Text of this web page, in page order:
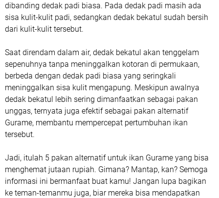
dibanding dedak padi biasa. Pada dedak padi masih ada
sisa kulit-kulit padi, sedangkan dedak bekatul sudah bersih
dari kulit-kulit tersebut.
Saat direndam dalam air, dedak bekatul akan tenggelam
sepenuhnya tanpa meninggalkan kotoran di permukaan,
berbeda dengan dedak padi biasa yang seringkali
meninggalkan sisa kulit mengapung. Meskipun awalnya
dedak bekatul lebih sering dimanfaatkan sebagai pakan
unggas, ternyata juga efektif sebagai pakan alternatif
Gurame, membantu mempercepat pertumbuhan ikan
tersebut.
Jadi, itulah 5 pakan alternatif untuk ikan Gurame yang bisa
menghemat jutaan rupiah. Gimana? Mantap, kan? Semoga
informasi ini bermanfaat buat kamu! Jangan lupa bagikan
ke teman-temanmu juga, biar mereka bisa mendapatkan